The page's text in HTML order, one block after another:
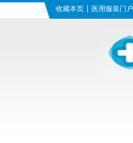
收藏本页 医用服装门